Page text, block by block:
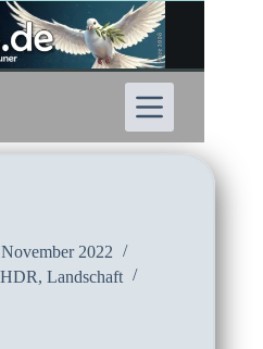
2022
HDR, Landschaft